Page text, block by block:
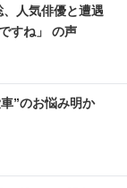
、人気俳優と遭遇
すね」 の声
”のお悩み明か